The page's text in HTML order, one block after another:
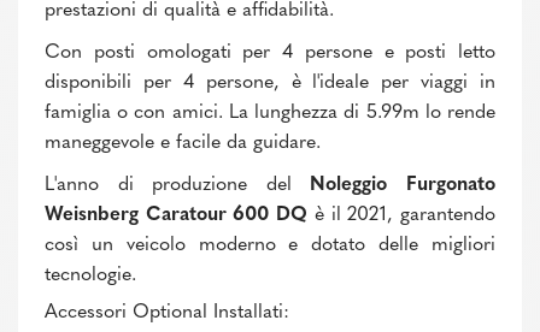
prestazioni di qualità e affidabilità.
Con posti omologati per 4 persone e posti letto
disponibili per 4 persone, è l'ideale per viaggi in
famiglia o con amici. La lunghezza di 5.99m lo rende
maneggevole e facile da guidare.
L'anno di produzione del
Noleggio Furgonato
Weisnberg Caratour 600 DQ è il 2021, garantendo
così un veicolo moderno e dotato delle migliori
tecnologie.
Accessori Optional Installati: